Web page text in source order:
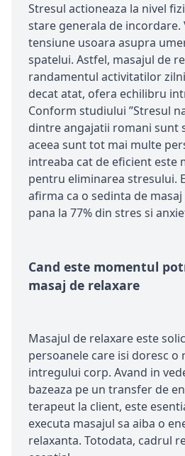
Stresul actioneaza la nivel
stare generala de incordare.
tensiune usoara asupra
spatelui. Astfel, masajul de
randamentul activitatilor
decat atat, ofera echilibru
Conform studiului ”Stresul
dintre angajatii romani sunt
aceea sunt tot mai multe
intreaba cat de eficient este
pentru eliminarea stresului.
afirma ca o sedinta de
pana la 77% din stres si
Cand este momentul
masaj de relaxare
Masajul de relaxare este
persoanele care isi doresc o
intregului corp. Avand in
bazeaza pe un transfer de
terapeut la client, este
executa masajul sa aiba o
relaxanta. Totodata, cadrul